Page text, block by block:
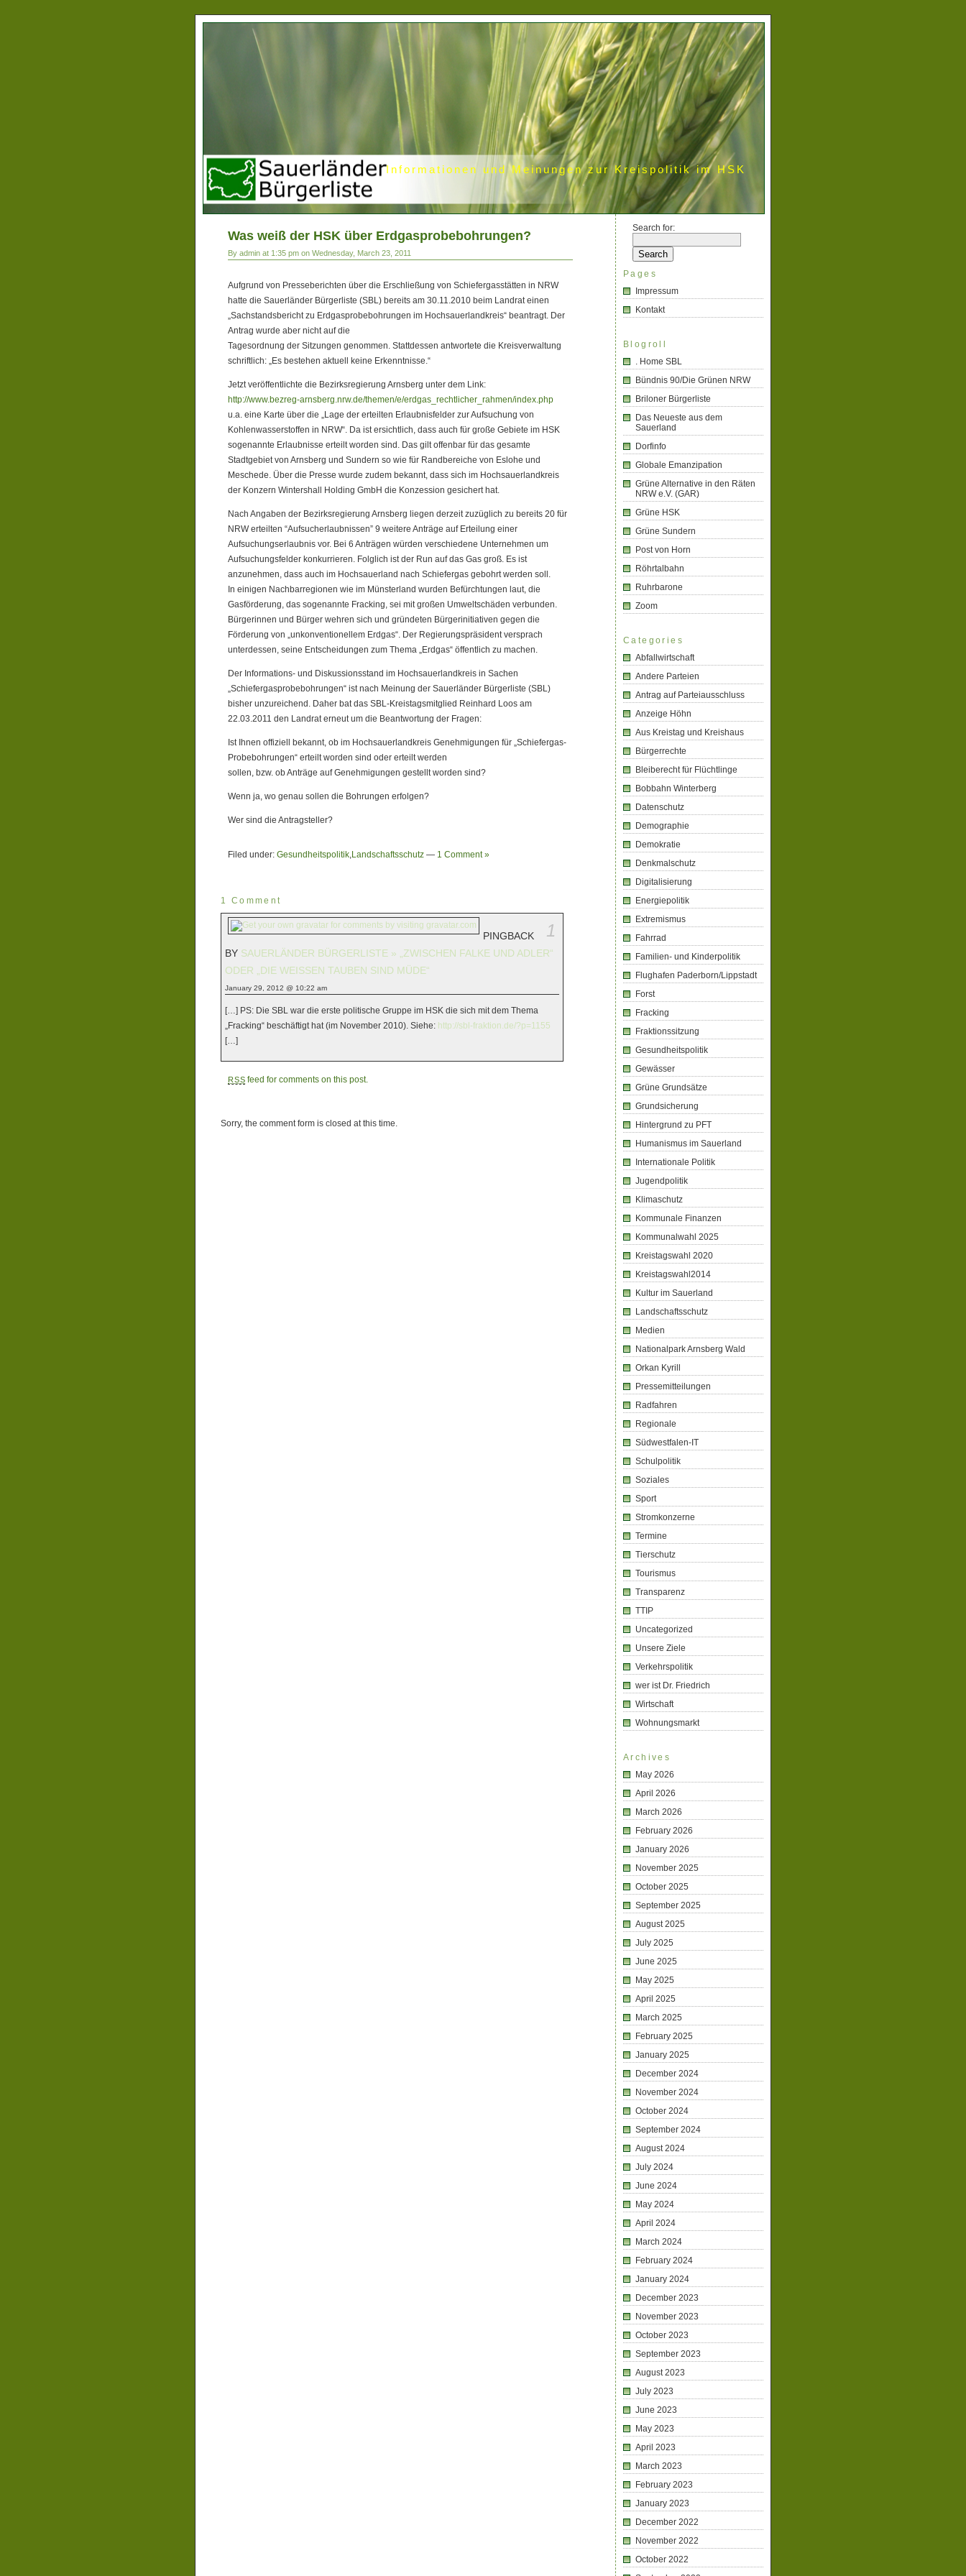
Informationen und Meinungen zur Kreispolitik im HSK
Was weiß der HSK über Erdgasprobebohrungen?
By admin at 1:35 pm on Wednesday, March 23, 2011
Aufgrund von Presseberichten über die Erschließung von Schiefergasstätten in NRW
hatte die Sauerländer Bürgerliste (SBL) bereits am 30.11.2010 beim Landrat einen
„Sachstandsbericht zu Erdgasprobebohrungen im Hochsauerlandkreis“ beantragt. Der
Antrag wurde aber nicht auf die
Tagesordnung der Sitzungen genommen. Stattdessen antwortete die Kreisverwaltung
schriftlich: „Es bestehen aktuell keine Erkenntnisse.“
Jetzt veröffentlichte die Bezirksregierung Arnsberg unter dem Link:
http://www.bezreg-arnsberg.nrw.de/themen/e/erdgas_rechtlicher_rahmen/index.php
u.a. eine Karte über die „Lage der erteilten Erlaubnisfelder zur Aufsuchung von
Kohlenwasserstoffen in NRW“. Da ist ersichtlich, dass auch für große Gebiete im HSK
sogenannte Erlaubnisse erteilt worden sind. Das gilt offenbar für das gesamte
Stadtgebiet von Arnsberg und Sundern so wie für Randbereiche von Eslohe und
Meschede. Über die Presse wurde zudem bekannt, dass sich im Hochsauerlandkreis
der Konzern Wintershall Holding GmbH die Konzession gesichert hat.
Nach Angaben der Bezirksregierung Arnsberg liegen derzeit zuzüglich zu bereits 20 für
NRW erteilten “Aufsucherlaubnissen” 9 weitere Anträge auf Erteilung einer
Aufsuchungserlaubnis vor. Bei 6 Anträgen würden verschiedene Unternehmen um
Aufsuchungsfelder konkurrieren. Folglich ist der Run auf das Gas groß. Es ist
anzunehmen, dass auch im Hochsauerland nach Schiefergas gebohrt werden soll.
In einigen Nachbarregionen wie im Münsterland wurden Befürchtungen laut, die
Gasförderung, das sogenannte Fracking, sei mit großen Umweltschäden verbunden.
Bürgerinnen und Bürger wehren sich und gründeten Bürgerinitiativen gegen die
Förderung von „unkonventionellem Erdgas“. Der Regierungspräsident versprach
unterdessen, seine Entscheidungen zum Thema „Erdgas“ öffentlich zu machen.
Der Informations- und Diskussionsstand im Hochsauerlandkreis in Sachen
„Schiefergasprobebohrungen“ ist nach Meinung der Sauerländer Bürgerliste (SBL)
bisher unzureichend. Daher bat das SBL-Kreistagsmitglied Reinhard Loos am
22.03.2011 den Landrat erneut um die Beantwortung der Fragen:
Ist Ihnen offiziell bekannt, ob im Hochsauerlandkreis Genehmigungen für „Schiefergas-
Probebohrungen“ erteilt worden sind oder erteilt werden
sollen, bzw. ob Anträge auf Genehmigungen gestellt worden sind?
Wenn ja, wo genau sollen die Bohrungen erfolgen?
Wer sind die Antragsteller?
Filed under: Gesundheitspolitik,Landschaftsschutz — 1 Comment »
1 Comment
1
PINGBACK
BY SAUERLÄNDER BÜRGERLISTE » „ZWISCHEN FALKE UND ADLER“
ODER „DIE WEISSEN TAUBEN SIND MÜDE“
January 29, 2012 @ 10:22 am
[…] PS: Die SBL war die erste politische Gruppe im HSK die sich mit dem Thema
„Fracking“ beschäftigt hat (im November 2010). Siehe: http://sbl-fraktion.de/?p=1155
[…]
RSS feed for comments on this post.
Sorry, the comment form is closed at this time.
Search for:
Pages
Impressum
Kontakt
Blogroll
. Home SBL
Bündnis 90/Die Grünen NRW
Briloner Bürgerliste
Das Neueste aus dem
Sauerland
Dorfinfo
Globale Emanzipation
Grüne Alternative in den Räten
NRW e.V. (GAR)
Grüne HSK
Grüne Sundern
Post von Horn
Röhrtalbahn
Ruhrbarone
Zoom
Categories
Abfallwirtschaft
Andere Parteien
Antrag auf Parteiausschluss
Anzeige Höhn
Aus Kreistag und Kreishaus
Bürgerrechte
Bleiberecht für Flüchtlinge
Bobbahn Winterberg
Datenschutz
Demographie
Demokratie
Denkmalschutz
Digitalisierung
Energiepolitik
Extremismus
Fahrrad
Familien- und Kinderpolitik
Flughafen Paderborn/Lippstadt
Forst
Fracking
Fraktionssitzung
Gesundheitspolitik
Gewässer
Grüne Grundsätze
Grundsicherung
Hintergrund zu PFT
Humanismus im Sauerland
Internationale Politik
Jugendpolitik
Klimaschutz
Kommunale Finanzen
Kommunalwahl 2025
Kreistagswahl 2020
Kreistagswahl2014
Kultur im Sauerland
Landschaftsschutz
Medien
Nationalpark Arnsberg Wald
Orkan Kyrill
Pressemitteilungen
Radfahren
Regionale
Südwestfalen-IT
Schulpolitik
Soziales
Sport
Stromkonzerne
Termine
Tierschutz
Tourismus
Transparenz
TTIP
Uncategorized
Unsere Ziele
Verkehrspolitik
wer ist Dr. Friedrich
Wirtschaft
Wohnungsmarkt
Archives
May 2026
April 2026
March 2026
February 2026
January 2026
November 2025
October 2025
September 2025
August 2025
July 2025
June 2025
May 2025
April 2025
March 2025
February 2025
January 2025
December 2024
November 2024
October 2024
September 2024
August 2024
July 2024
June 2024
May 2024
April 2024
March 2024
February 2024
January 2024
December 2023
November 2023
October 2023
September 2023
August 2023
July 2023
June 2023
May 2023
April 2023
March 2023
February 2023
January 2023
December 2022
November 2022
October 2022